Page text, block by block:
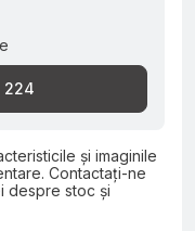
224
și imaginile
Contactați-ne
despre stoc și